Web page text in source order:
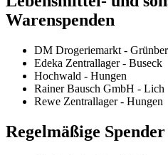
Warenspenden
DM Drogeriemarkt -
Edeka Zentrallager - Buseck
Hochwald - Hungen
Rainer Bausch GmbH - Lich
Rewe Zentrallager - Hungen
Regelmäßige